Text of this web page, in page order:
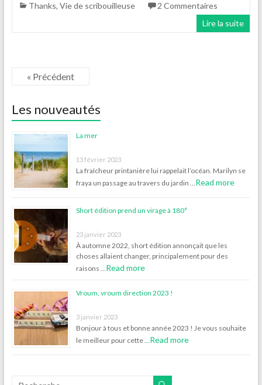
Thanks, Vie de scribouilleuse
2 Commentaires
Lire la suite
« Précédent
Les nouveautés
La mer
13 février 2023
La fraîcheur printanière lui rappelait l’océan. Marilyn se
fraya un passage au travers du jardin …Read more
Short édition prend un virage à 180°
23 janvier 2023
À automne 2022, short édition annonçait que les
choses allaient changer, principalement pour des
raisons …Read more
Vroum, vroum direction 2023 !
3 janvier 2023
Bonjour à tous et bonne année 2023 ! Je vous souhaite
le meilleur pour cette …Read more